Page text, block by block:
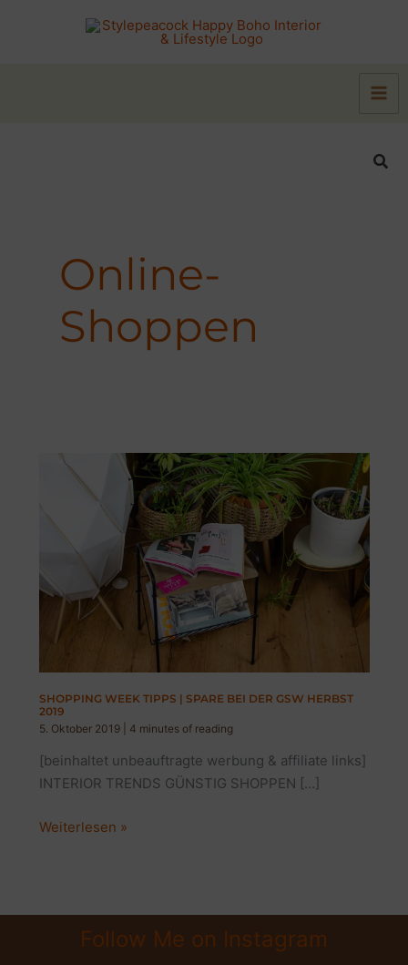
Online-
Shoppen
SHOPPING WEEK TIPPS | SPARE BEI DER GSW HERBST
2019
5. Oktober 2019
4 minutes of reading
[beinhaltet unbeauftragte werbung & affiliate links]
INTERIOR TRENDS GÜNSTIG SHOPPEN […]
SHOPPING
SPARE
Weiterlesen »
Follow Me on Instagram